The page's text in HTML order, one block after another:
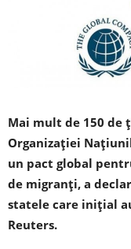
Mai mult de 150 de
Organizaţiei
un pact global
de migranţi, a
statele care iniţial
Reuters.